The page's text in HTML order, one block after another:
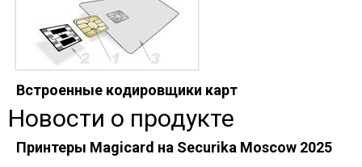
Встроенные кодировщики карт
Новости о продукте
Принтеры Magicard на Securika Moscow 2025